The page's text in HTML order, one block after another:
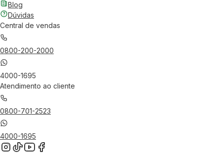
Blog
Dúvidas
Central de vendas
0800-200-2000
4000-1695
Atendimento ao cliente
0800-701-2523
4000-1695